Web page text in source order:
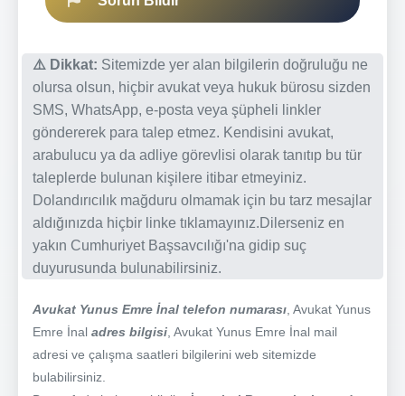
⚠️ Dikkat: Sitemizde yer alan bilgilerin doğruluğu ne
olursa olsun, hiçbir avukat veya hukuk bürosu sizden
SMS, WhatsApp, e-posta veya şüpheli linkler
göndererek para talep etmez. Kendisini avukat,
arabulucu ya da adliye görevlisi olarak tanıtıp bu tür
taleplerde bulunan kişilere itibar etmeyiniz.
Dolandırıcılık mağduru olmamak için bu tarz mesajlar
aldığınızda hiçbir linke tıklamayınız.Dilerseniz en
yakın Cumhuriyet Başsavcılığı'na gidip suç
duyurusunda bulunabilirsiniz.
Avukat Yunus Emre İnal telefon numarası , Avukat Yunus
Emre İnal adres bilgisi , Avukat Yunus Emre İnal mail
adresi ve çalışma saatleri bilgilerini web sitemizde
bulabilirsiniz.